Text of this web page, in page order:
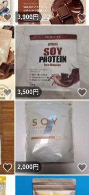
いいね！
3,900円
いいね！
3,500円
いいね！
2,000円